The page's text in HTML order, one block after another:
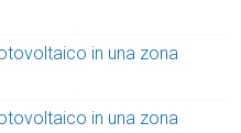
in una zona
in una zona